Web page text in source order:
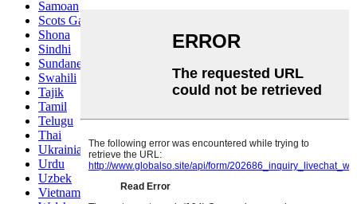
Samoan
Scots Gaelic
Shona
Sindhi
Sundanese
Swahili
Tajik
Tamil
Telugu
Thai
Ukrainian
Urdu
Uzbek
Vietnamese